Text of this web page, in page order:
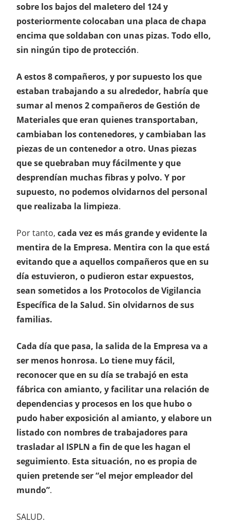
sobre los bajos del maletero del 124 y
posteriormente colocaban una placa de chapa
encima que soldaban con unas pizas. Todo ello,
sin ningún tipo de protección.
A estos 8 compañeros, y por supuesto los que
estaban trabajando a su alrededor, habría que
sumar al menos 2 compañeros de Gestión de
Materiales que eran quienes transportaban,
cambiaban los contenedores, y cambiaban las
piezas de un contenedor a otro. Unas piezas
que se quebraban muy fácilmente y que
desprendían muchas fibras y polvo. Y por
supuesto, no podemos olvidarnos del personal
que realizaba la limpieza.
Por tanto, cada vez es más grande y evidente la
mentira de la Empresa. Mentira con la que está
evitando que a aquellos compañeros que en su
día estuvieron, o pudieron estar expuestos,
sean sometidos a los Protocolos de Vigilancia
Específica de la Salud. Sin olvidarnos de sus
familias.
Cada día que pasa, la salida de la Empresa va a
ser menos honrosa. Lo tiene muy fácil,
reconocer que en su día se trabajó en esta
fábrica con amianto, y facilitar una relación de
dependencias y procesos en los que hubo o
pudo haber exposición al amianto, y elabore un
listado con nombres de trabajadores para
trasladar al ISPLN a fin de que les hagan el
seguimiento. Esta situación, no es propia de
quien pretende ser “el mejor empleador del
mundo”.
SALUD.